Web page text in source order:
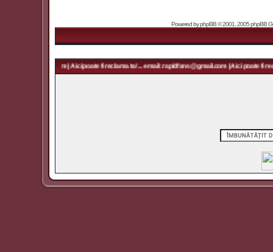
Powered byphpBB© 2001, 2005 phpBB
| Aici poate fi reclama ta! ... email: rapidfans@gmail.com | Aici poate fi